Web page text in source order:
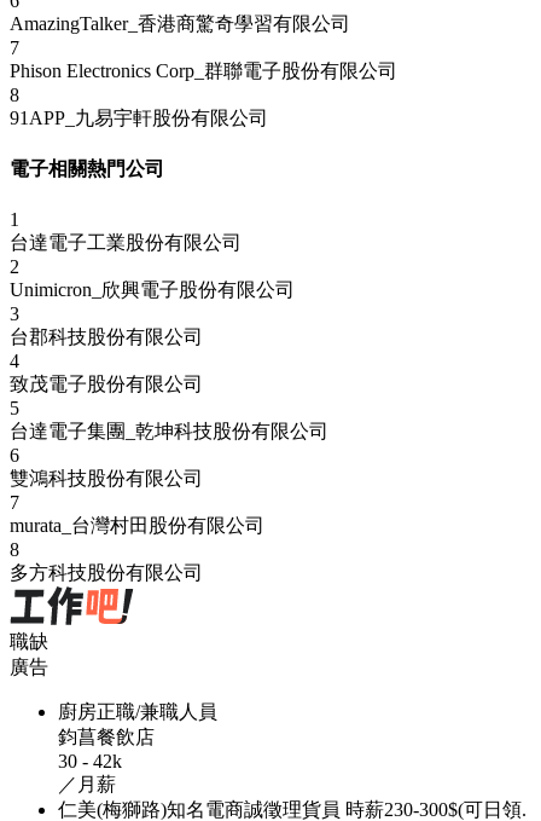
AmazingTalker_香港商驚奇學習有限公司
7
Phison Electronics Corp_群聯電子股份有限公司
8
91APP_九易宇軒股份有限公司
電子相關熱門公司
1
台達電子工業股份有限公司
2
Unimicron_欣興電子股份有限公司
3
台郡科技股份有限公司
4
致茂電子股份有限公司
5
台達電子集團_乾坤科技股份有限公司
6
雙鴻科技股份有限公司
7
murata_台灣村田股份有限公司
8
多方科技股份有限公司
職缺
廣告
廚房正職/兼職人員
鈞菖餐飲店
30 - 42k
／月薪
仁美(梅獅路)知名電商誠徵理貨員 時薪230-300$(可日領.